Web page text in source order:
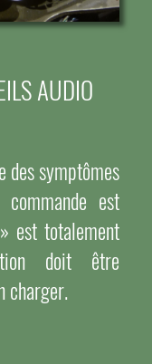
AUDIO
des symptômes
est
est totalement
doit être
charger.